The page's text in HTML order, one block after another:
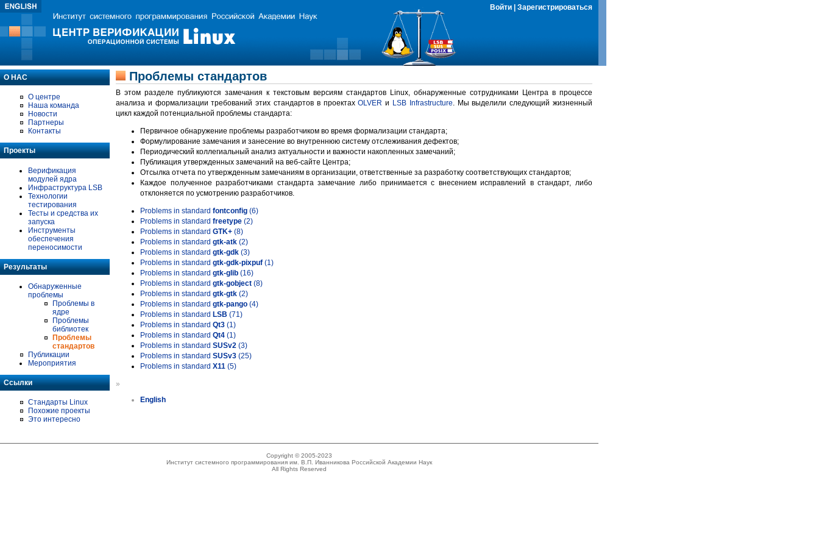
Войти Зарегистрироваться
О НАС
О центре
Наша команда
Новости
Партнеры
Контакты
Проекты
Верификация
модулей ядра
Инфраструктура LSB
Технологии
тестирования
Тесты и средства их
запуска
Инструменты
обеспечения
переносимости
Результаты
Обнаруженные
проблемы
Проблемы в
ядре
Проблемы
библиотек
Проблемы
стандартов
Публикации
Мероприятия
Ссылки
Стандарты Linux
Похожие проекты
Это интересно
Проблемы стандартов
В этом разделе публикуются замечания к текстовым версиям стандартов Linux, обнаруженные сотрудниками Центра в процессе
анализа и формализации требований этих стандартов в проектахOLVER и LSB Infrastructure. Мы выделили следующий жизненный
цикл каждой потенциальной проблемы стандарта:
Первичное обнаружение проблемы разработчиком во время формализации стандарта;
Формулирование замечания и занесение во внутреннюю систему отслеживания дефектов;
Периодический коллегиальный анализ актуальности и важности накопленных замечаний;
Публикация утвержденных замечаний на веб-сайте Центра;
Отсылка отчета по утвержденным замечаниям в организации, ответственные за разработку соответствующих стандартов;
Каждое полученное разработчиками стандарта замечание либо принимается с внесением исправлений в стандарт, либо
отклоняется по усмотрению разработчиков.
Problems in standard fontconfig (6)
Problems in standard freetype (2)
Problems in standard GTK+ (8)
Problems in standard gtk-atk (2)
Problems in standard gtk-gdk (3)
Problems in standard gtk-gdk-pixpuf (1)
Problems in standard gtk-glib (16)
Problems in standard gtk-gobject (8)
Problems in standard gtk-gtk (2)
Problems in standard gtk-pango (4)
Problems in standard LSB (71)
Problems in standard Qt3 (1)
Problems in standard Qt4 (1)
Problems in standard SUSv2 (3)
Problems in standard SUSv3 (25)
Problems in standard X11 (5)
»
English
Copyright © 2005-2023
Институт системного программирования им. В.П. Иванникова Российской Академии Наук
All Rights Reserved